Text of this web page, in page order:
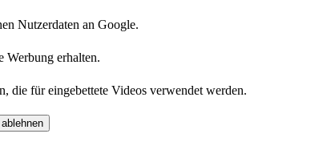
Nutzerdaten an Google.
Werbung erhalten.
die für eingebettete Videos verwendet werden.